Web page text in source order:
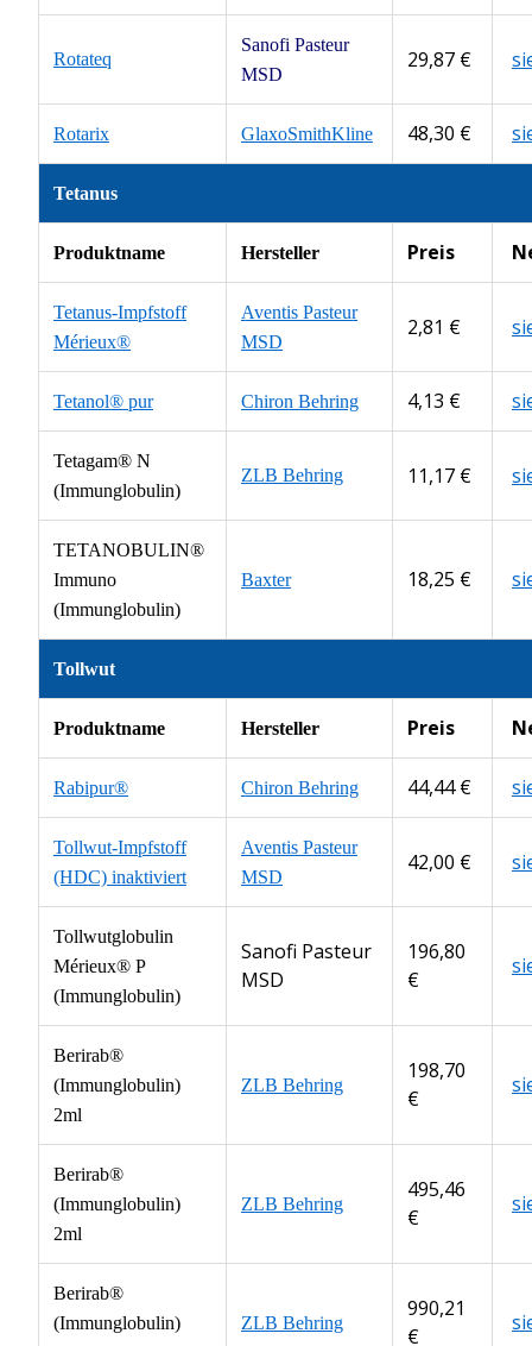
Rotateq
Sanofi Pasteur
MSD
29,87 €
Rotarix GlaxoSmithKline 48,30 €
Tetanus
Produktname Hersteller Preis
Tetanus-Impfstoff
Mérieux®
Aventis Pasteur
MSD
2,81 €
Tetanol® pur Chiron Behring 4,13 €
Tetagam® N
(Immunglobulin)
ZLB Behring 11,17 €
TETANOBULIN®
Immuno
(Immunglobulin)
Baxter 18,25 €
Tollwut
Produktname Hersteller Preis
Rabipur® Chiron Behring 44,44 €
Tollwut-Impfstoff
(HDC) inaktiviert
Aventis Pasteur
MSD
42,00 €
Tollwutglobulin
Mérieux® P
(Immunglobulin)
Sanofi Pasteur
MSD
196,80
€
Berirab®
(Immunglobulin)
2ml
ZLB Behring
198,70
€
Berirab®
(Immunglobulin)
2ml
ZLB Behring
495,46
€
Berirab®
(Immunglobulin)
ZLB Behring
990,21
€